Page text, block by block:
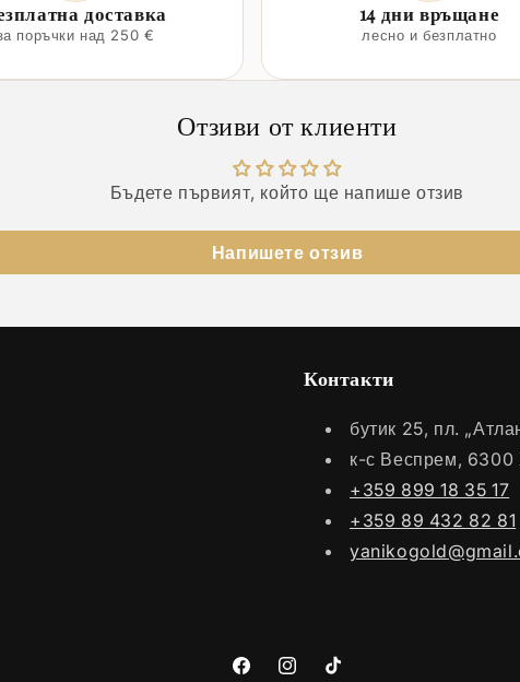
доставка
поръчки над 250 €
14 дни връщане
лесно и безплатно
Отзиви от клиенти
Бъдете първият, който ще напише отзив
Напишете отзив
Контакти
бутик 25, пл.
к-с Веспрем, 6300
+359 899 18 35 17
+359 89 432 82 81
FacebookInstagramTikTok